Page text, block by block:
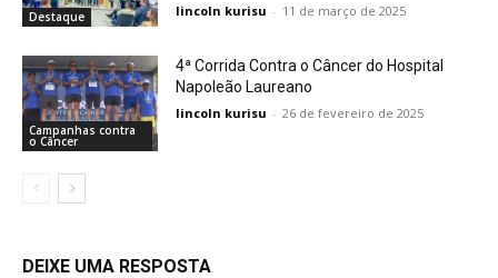
Destaque lincoln kurisu - 11 de março de 2025
Campanhas contra
o Câncer
4ª Corrida Contra o Câncer do Hospital
Napoleão Laureano
lincoln kurisu - 26 de fevereiro de 2025
DEIXE UMA RESPOSTA